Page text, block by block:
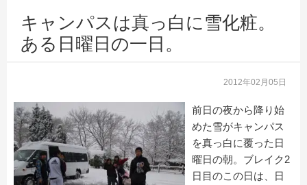
キャンパスは真っ白に雪化粧。
ある日曜日の一日。
2012年02月05日
前日の夜から降り始
めた雪がキャンパス
を真っ白に覆った日
曜日の朝。ブレイク2
日目のこの日は、日